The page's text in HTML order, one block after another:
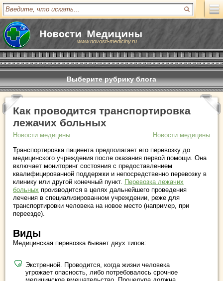
www.novosti-mediciny.ru
Выберите рубрику блога
Как проводится транспортировка
лежачих больных
Новости медицины
Новости медицины
Транспортировка пациента предполагает его перевозку до
медицинского учреждения после оказания первой помощи. Она
включает мониторинг состояния с предоставлением
квалифицированной поддержки и непосредственно перевозку в
клинику или другой конечный пункт. Перевозка лежачих
больных производится в целях дальнейшего проведения
лечения в специализированном учреждении, реже для
транспортировки человека на новое место (например, при
переезде).
Виды
Медицинская перевозка бывает двух типов:
Экстренной. Проводится, когда жизни человека
угрожает опасность, либо потребовалось срочное